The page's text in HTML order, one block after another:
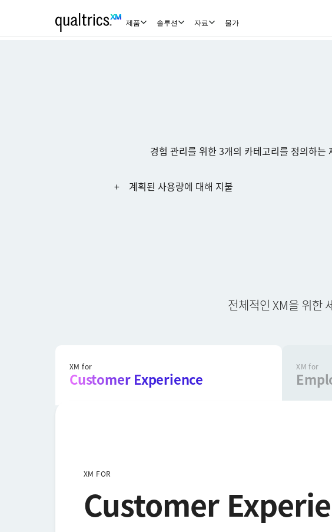
제품 솔루션 자료 물가
경험 관리를 위한 3개의 카테고리를 정의하
계획된 사용량에 대해 지불
이름 (First name)*
회사*
전체적인 XM을 위한
XM for
Customer Experience
XM for
XM FOR
Customer